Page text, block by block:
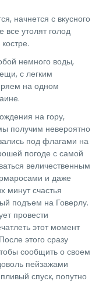
начнется с вкусного
утолят голод
немного воды,
с легким
на одном
на гору,
получим невероятно
под флагами на
погоде с самой
величественным
и даже
минут счастья
подъем на Говерлу.
провести
этот момент
этого сразу
сообщить о своем
пейзажами
спуск, попутно